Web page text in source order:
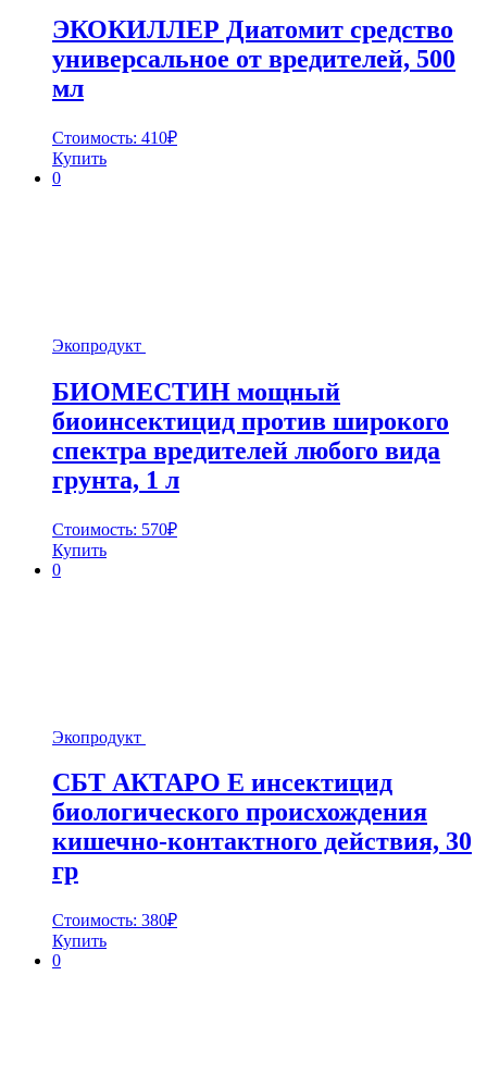
ЭКОКИЛЛЕР Диатомит средство
универсальное от вредителей, 500
мл
Стоимость: 410₽
Купить
0
Экопродукт
БИОМЕСТИН мощный
биоинсектицид против широкого
спектра вредителей любого вида
грунта, 1 л
Стоимость: 570₽
Купить
0
Экопродукт
СБТ АКТАРО Е инсектицид
биологического происхождения
кишечно-контактного действия, 30
гр
Стоимость: 380₽
Купить
0